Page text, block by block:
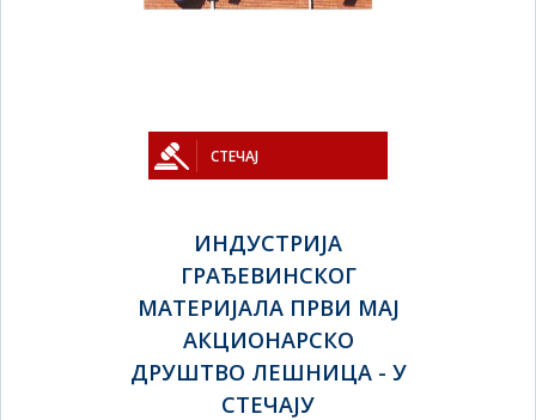
СТЕЧАЈ
ИНДУСТРИЈА
ГРАЂЕВИНСКОГ
МАТЕРИЈАЛА ПРВИ МАЈ
АКЦИОНАРСКО
ДРУШТВО ЛЕШНИЦА - У
СТЕЧАЈУ